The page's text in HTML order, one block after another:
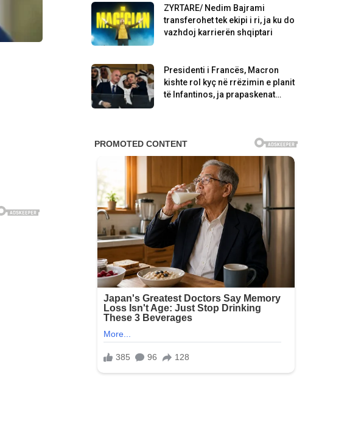
ZYRTARE/ Nedim Bajrami
transferohet tek ekipi i ri, ja ku do
vazhdoj karrierën shqiptari
Presidenti i Francës, Macron
kishte rol kyç në rrëzimin e planit
të Infantinos, ja prapaskenat…